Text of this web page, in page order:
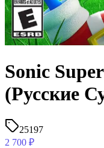
Sonic
(Русские
25197
2 700 ₽